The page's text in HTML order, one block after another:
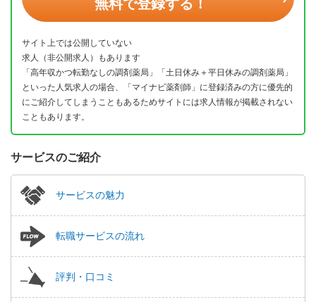
無料で登録する！
サイト上では公開していない
求人（非公開求人）もあります
「高年収かつ転勤なしの調剤薬局」「土日休み＋平日休みの調剤薬局」
といった人気求人の場合、「マイナビ薬剤師」に登録済みの方に優先的
にご紹介してしまうこともあるためサイトには求人情報が掲載されない
こともあります。
サービスのご紹介
サービスの魅力
転職サービスの流れ
評判・口コミ